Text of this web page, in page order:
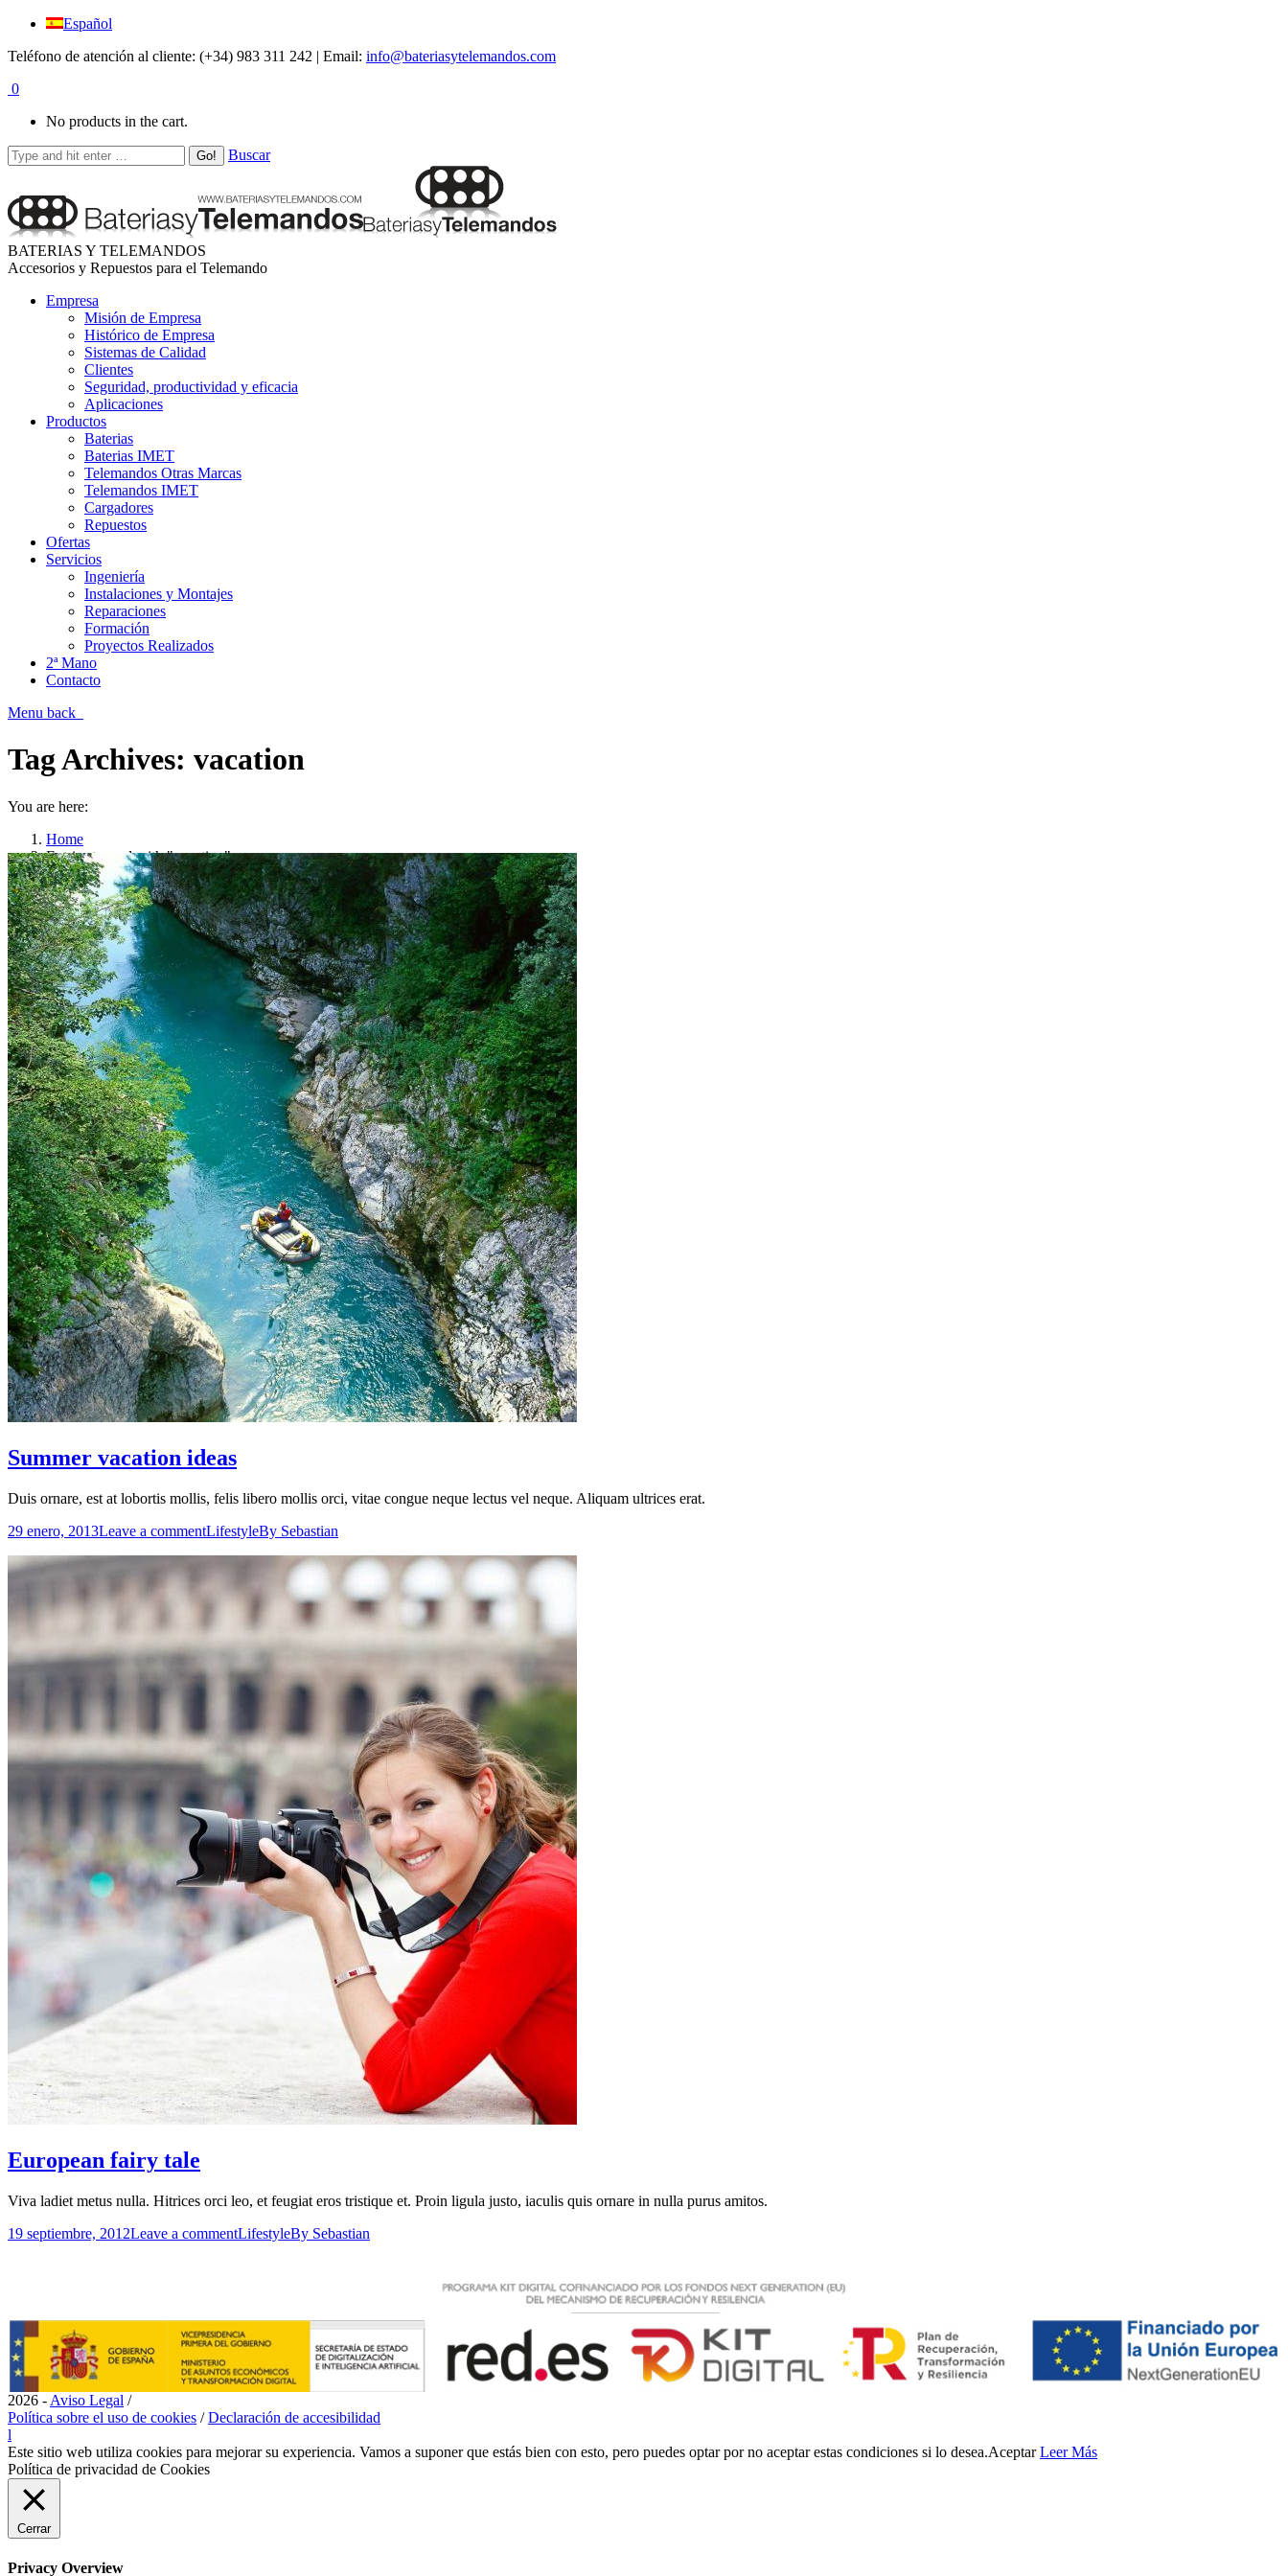
Español
Teléfono de atención al cliente: (+34) 983 311 242 | Email: info@bateriasytelemandos.com
0
No products in the cart.
Buscar
BATERIAS Y TELEMANDOS
Accesorios y Repuestos para el Telemando
Empresa
Misión de Empresa
Histórico de Empresa
Sistemas de Calidad
Clientes
Seguridad, productividad y eficacia
Aplicaciones
Productos
Baterias
Baterias IMET
Telemandos Otras Marcas
Telemandos IMET
Cargadores
Repuestos
Ofertas
Servicios
Ingeniería
Instalaciones y Montajes
Reparaciones
Formación
Proyectos Realizados
2ª Mano
Contacto
Menu back
Tag Archives: vacation
You are here:
Home
Entries tagged with "vacation"
Summer vacation ideas
Duis ornare, est at lobortis mollis, felis libero mollis orci, vitae congue neque lectus vel neque. Aliquam ultrices erat.
29 enero, 2013Leave a commentLifestyleBy Sebastian
European fairy tale
Viva ladiet metus nulla. Hitrices orci leo, et feugiat eros tristique et. Proin ligula justo, iaculis quis ornare in nulla purus amitos.
19 septiembre, 2012Leave a commentLifestyleBy Sebastian
2026 - Aviso Legal /
Política sobre el uso de cookies /Declaración de accesibilidad
l
Este sitio web utiliza cookies para mejorar su experiencia. Vamos a suponer que estás bien con esto, pero puedes optar por no aceptar estas condiciones si lo desea.Aceptar Leer Más
Política de privacidad de Cookies
Cerrar
Privacy Overview